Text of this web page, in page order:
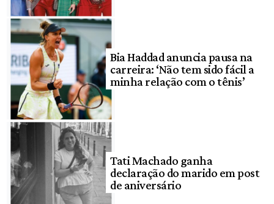
Bia Haddad anuncia pausa na
carreira: ‘Não tem sido fácil a
minha relação com o tênis’
Tati Machado ganha
declaração do marido em post
de aniversário